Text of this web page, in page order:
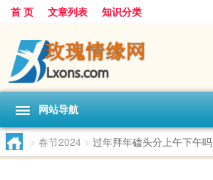
首 页 文章列表 知识分类
网站导航
> 春节2024 > 过年拜年磕头分上午下午吗